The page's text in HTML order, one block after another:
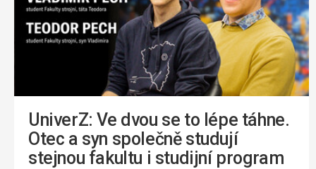
UniverZ: Ve dvou se to lépe táhne.
Otec a syn společně studují
stejnou fakultu i studijní program